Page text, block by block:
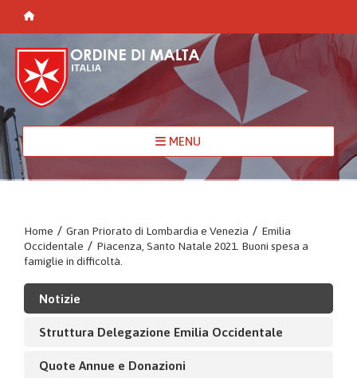
MENU
Home / Gran Priorato di Lombardia e Venezia / Emilia
Occidentale / Piacenza, Santo Natale 2021. Buoni spesa a
famiglie in difficoltà.
Notizie
Struttura Delegazione Emilia Occidentale
Quote Annue e Donazioni